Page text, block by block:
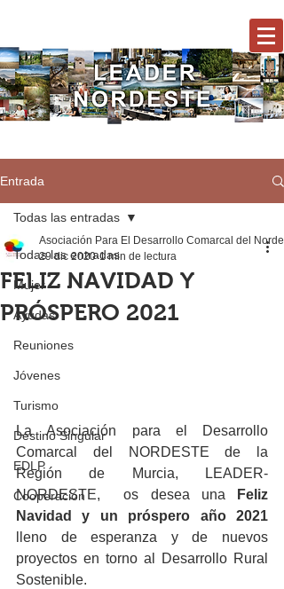
Entrada
Todas las entradas
Mujer
Ayudas
Reuniones
Jóvenes
Turismo
Destino Singular
EDLP
Cooperación
Todas las entradas
FELIZ NAVIDAD Y
PRÓSPERO 2021
Asociación Para El Desarrollo Comarcal del
29 dic 2020 1 min de lectura
La Asociación para el Desarrollo
Comarcal del NORDESTE de la
Región de Murcia, LEADER-
NORDESTE,  os desea una
Feliz
Navidad y un próspero año 2021
lleno de esperanza y de nuevos
proyectos en torno al Desarrollo Rural
Sostenible.